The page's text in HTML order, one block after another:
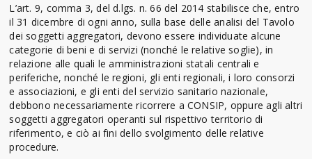
L’art. 9, comma 3, del d.lgs. n. 66 del 2014 stabilisce che, entro
il 31 dicembre di ogni anno, sulla base delle analisi del Tavolo
dei soggetti aggregatori, devono essere individuate alcune
categorie di beni e di servizi (nonché le relative soglie), in
relazione alle quali le amministrazioni statali centrali e
periferiche, nonché le regioni, gli enti regionali, i loro consorzi
e associazioni, e gli enti del servizio sanitario nazionale,
debbono necessariamente ricorrere a CONSIP, oppure agli altri
soggetti aggregatori operanti sul rispettivo territorio di
riferimento, e ciò ai fini dello svolgimento delle relative
procedure.